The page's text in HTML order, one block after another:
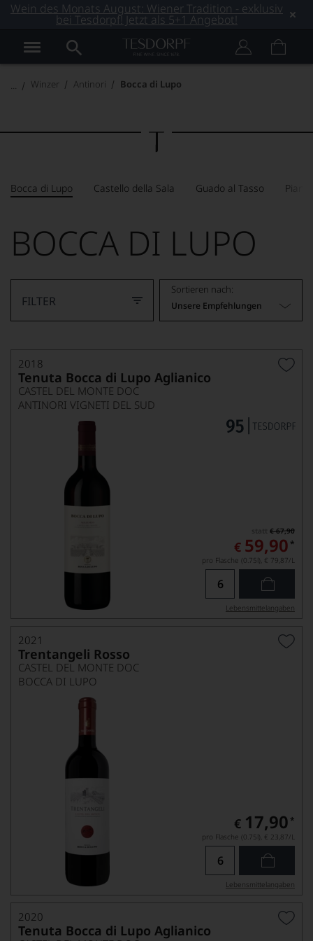
Wein des Monats August: Wiener Tradition - exklusiv
bei Tesdorpf! Jetzt als 5+1 Angebot!
Winzer Antinori Bocca di Lupo
Bocca di Lupo Castello della Sala Guado al Tasso Pian
BOCCA DI LUPO
FILTER
Sortieren nach:
Unsere Empfehlungen
2018
Tenuta Bocca di Lupo Aglianico
CASTEL DEL MONTE DOC
ANTINORI VIGNETI DEL SUD
€ 67,90
€ 59,90 *
pro Flasche (0.75l), € 79,87/L
Lebensmittel­angaben
2021
Trentangeli Rosso
CASTEL DEL MONTE DOC
BOCCA DI LUPO
€ 17,90 *
pro Flasche (0.75l), € 23,87/L
Lebensmittel­angaben
2020
Tenuta Bocca di Lupo Aglianico